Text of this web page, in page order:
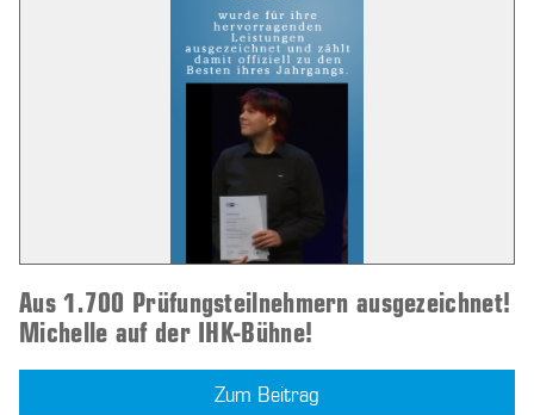
Aus 1.700 Prüfungsteilnehmern ausgezeichnet!
Michelle auf der IHK-Bühne!
Zum Beitrag